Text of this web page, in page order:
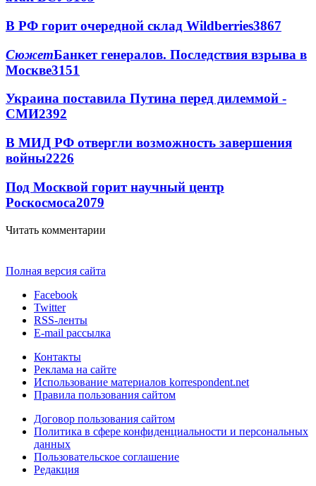
В РФ горит очередной склад Wildberries3867
СюжетБанкет генералов. Последствия взрыва в
Москве3151
Украина поставила Путина перед дилеммой -
СМИ2392
В МИД РФ отвергли возможность завершения
войны2226
Под Москвой горит научный центр
Роскосмоса2079
Читать комментарии
Полная версия сайта
Facebook
Twitter
RSS-ленты
E-mail рассылка
Контакты
Реклама на сайте
Использование материалов korrespondent.net
Правила пользования сайтом
Договор пользования сайтом
Политика в сфере конфиденциальности и персональных
данных
Пользовательское соглашение
Редакция